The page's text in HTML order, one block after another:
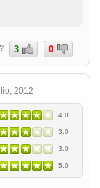
3 0
2012
4.0
3.0
3.0
5.0